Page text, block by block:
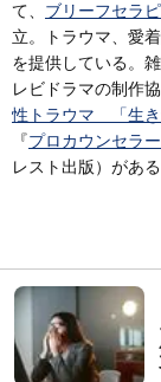
て、 ブリーフセラ
立。トラウマ、愛
を提供している。
レビドラマの制作
性トラウマ 「生
『プロカウンセラ
レスト出版）がある